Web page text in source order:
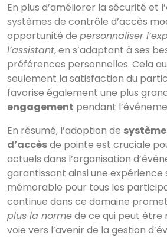
En plus d’améliorer la sécurité et
systèmes de contrôle d’accès
opportunité de personnaliser
l’assistant, en s’adaptant à ses
préférences personnelles. Cela
seulement la satisfaction du
favorise également une plus
engagement pendant
En résumé, l’adoption de
d’accèsde pointe est cruciale
actuels dans l’organisation
garantissant ainsi une expérience
mémorable pour tous les
continue dans ce domaine promet
plus la normede ce qui peut être
voie vers l’avenir de la gestion